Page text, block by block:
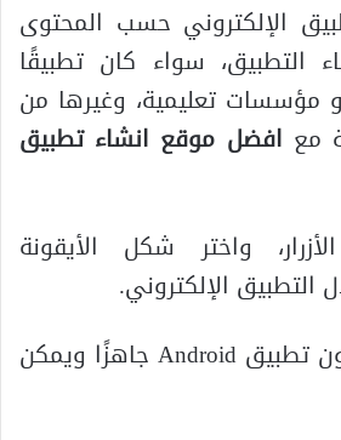
الإلكتروني حسب المحتوى
التطبيق، سواء كان تطبيقًا
مؤسسات تعليمية، وغيرها من
مع افضل موقع انشاء تطبيق
واختر شكل الأيقونة
الإلكتروني.
– بعد كل هذا، يكون تطبيق Android جاهزًا ويمكن